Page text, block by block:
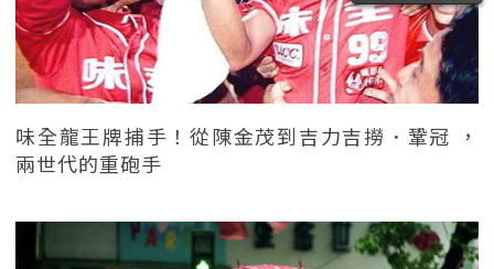
味全龍王牌捕手！從陳金茂到吉力吉撈．鞏冠 ，
兩世代的重砲手